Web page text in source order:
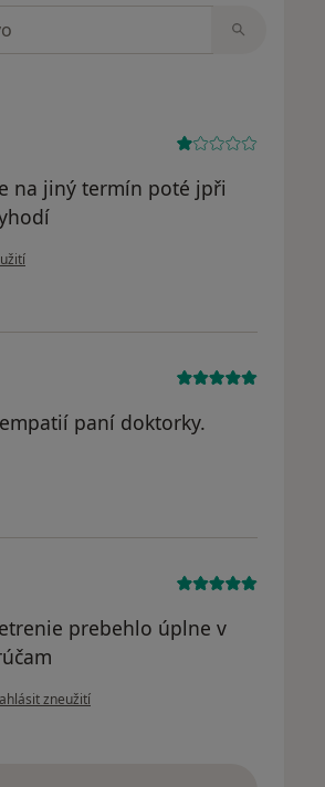
na jiný termín poté jpři
V.D.
paní doktorky.
prebehlo úplne v
názoru uživatele M.K.
zneužití